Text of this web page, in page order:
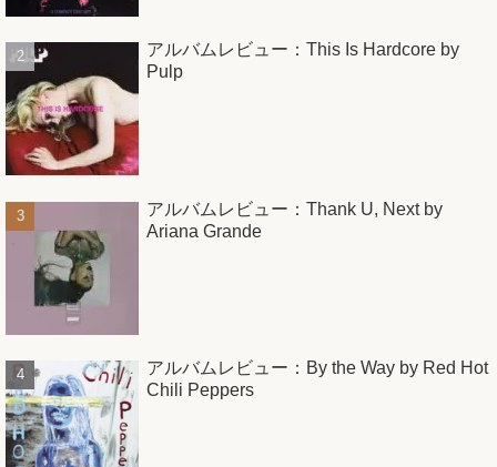
アルバムレビュー：This Is Hardcore by
Pulp
アルバムレビュー：Thank U, Next by
Ariana Grande
アルバムレビュー：By the Way by Red Hot
Chili Peppers